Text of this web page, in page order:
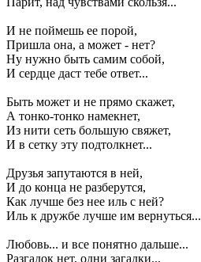
И не поймешь ее порой,
Пришла она, а может - нет?
Ну нужно быть самим собой,
И сердце даст тебе ответ...
Быть может и не прямо скажет,
А тонко-тонко намекнет,
Из нити сеть большую свяжет,
И в сетку эту подтолкнет...
Друзья запутаются в ней,
И до конца не разберутся,
Как лучше без нее иль с ней?
Иль к дружбе лучше им вернуться...
Любовь... и все понятно дальше...
Разгадок нет, одни загадки...